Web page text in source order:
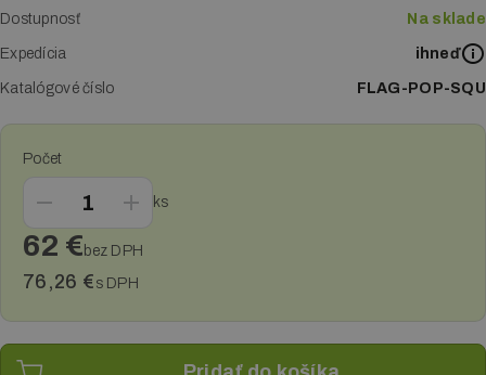
Tlač katalógov a kalendárov
Tlač letákov
Veľkoplošná tlač
Tlač plagátov
Dostupnosť Na sklade
Expedícia ihneď
Katalógové číslo FLAG-POP-SQU
Počet
ks
62 € bez DPH
76,26 € s DPH